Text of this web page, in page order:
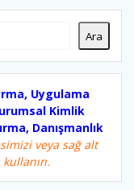
Ara
Uygulama
Kimlik
Danışmanlık
veya sağ alt